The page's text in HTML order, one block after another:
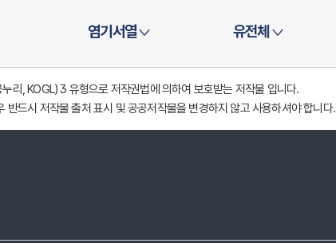
염기서열 유전체
리, KOGL) 3 유형으로 저작권법에 의하여 보호받는 저작물 입니다.
드시 저작물 출처 표시 및 공공저작물을 변경하지 않고 사용하셔야 합니다.